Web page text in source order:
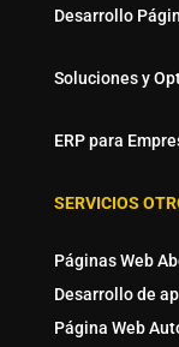
Desarrollo
Soluciones y
ERP para
SERVICIOS
Páginas Web
Desarrollo de
Página Web